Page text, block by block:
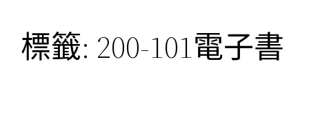
標籤: 200-101電子書